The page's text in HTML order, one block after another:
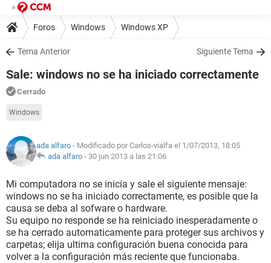
Foros Windows Windows XP
Tema Anterior Siguiente Tema
Sale: windows no se ha iniciado correctamente
Cerrado
Windows
ada alfaro - Modificado por Carlos-vialfa el 1/07/2013, 18:05
ada alfaro - 30 jun 2013 a las 21:06
Mi computadora no se inicia y sale el siguiente mensaje:
windows no se ha iniciado correctamente, es posible que la
causa se deba al sofware o hardware.
Su equipo no responde se ha reiniciado inesperadamente o
se ha cerrado automaticamente para proteger sus archivos y
carpetas; elija ultima configuración buena conocida para
volver a la configuración más reciente que funcionaba.